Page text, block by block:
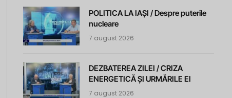
POLITICA LA IAȘI / Despre puterile
nucleare
7 august 2026
DEZBATEREA ZILEI / CRIZA
ENERGETICĂ ȘI URMĂRILE EI
7 august 2026